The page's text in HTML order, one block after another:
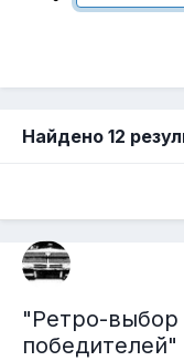
Найдено 12
"Ретро-выбор
победителей"